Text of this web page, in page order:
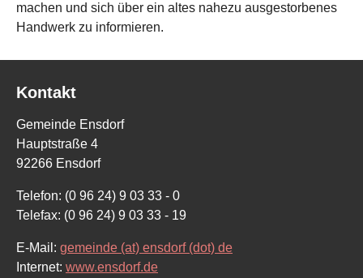
machen und sich über ein altes nahezu ausgestorbenes
Handwerk zu informieren.
Kontakt
Gemeinde Ensdorf
Hauptstraße 4
92266 Ensdorf
Telefon: (0 96 24) 9 03 33 - 0
Telefax: (0 96 24) 9 03 33 - 19
E-Mail: gemeinde (at) ensdorf (dot) de
Internet: www.ensdorf.de